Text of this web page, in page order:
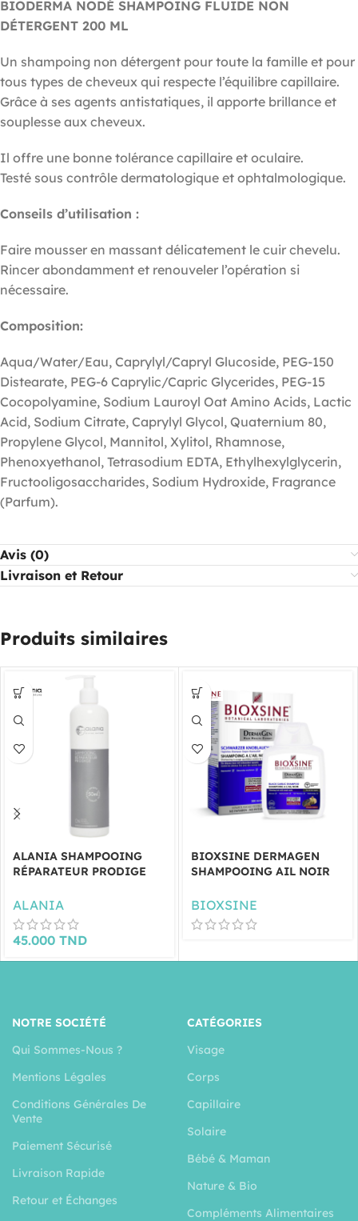
BIODERMA NODÉ SHAMPOING FLUIDE NON
DÉTERGENT 200 ML
Un shampoing non détergent pour toute la famille et pour
tous types de cheveux qui respecte l’équilibre capillaire.
Grâce à ses agents antistatiques, il apporte brillance et
souplesse aux cheveux.
Il offre une bonne tolérance capillaire et oculaire.
Testé sous contrôle dermatologique et ophtalmologique.
Conseils d’utilisation :
Faire mousser en massant délicatement le cuir chevelu.
Rincer abondamment et renouveler l’opération si
nécessaire.
Composition:
Aqua/Water/Eau, Caprylyl/Capryl Glucoside, PEG-150
Distearate, PEG-6 Caprylic/Capric Glycerides, PEG-15
Cocopolyamine, Sodium Lauroyl Oat Amino Acids, Lactic
Acid, Sodium Citrate, Caprylyl Glycol, Quaternium 80,
Propylene Glycol, Mannitol, Xylitol, Rhamnose,
Phenoxyethanol, Tetrasodium EDTA, Ethylhexylglycerin,
Fructooligosaccharides, Sodium Hydroxide, Fragrance
(Parfum).
Avis (0)
Livraison et Retour
Produits similaires
ALANIA SHAMPOOING
RÉPARATEUR PRODIGE
ALANIA
45.000 TND
BIOXSINE DERMAGEN
SHAMPOOING AIL NOIR
BIOXSINE
NOTRE SOCIÉTÉ
Qui Sommes-Nous ?
Mentions Légales
Conditions Générales De
Vente
Paiement Sécurisé
Livraison Rapide
Retour et Échanges
CATÉGORIES
Visage
Corps
Capillaire
Solaire
Bébé & Maman
Nature & Bio
Compléments Alimentaires